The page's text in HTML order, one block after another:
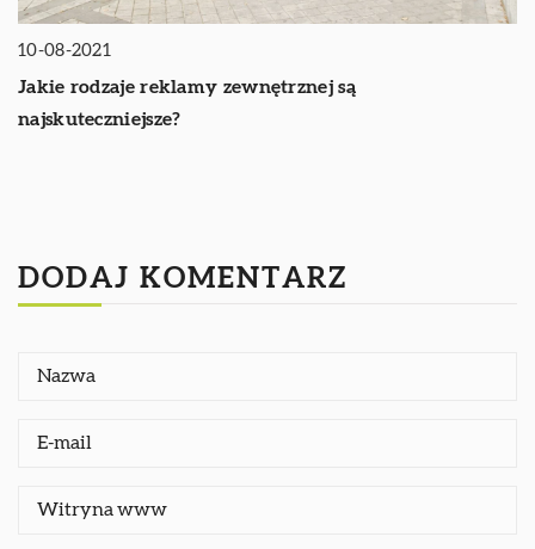
10-08-2021
Jakie rodzaje reklamy zewnętrznej są
najskuteczniejsze?
DODAJ KOMENTARZ